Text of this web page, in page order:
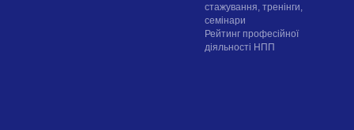
стажування, тренінги,
семінари
Рейтинг професійної
діяльності НПП